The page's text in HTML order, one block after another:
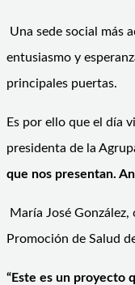
Una sede social más
entusiasmo y
principales puertas.
Es por ello que el día
presidenta de la
que nos presentan.
María José
Promoción de Salud
“Este es un proyecto